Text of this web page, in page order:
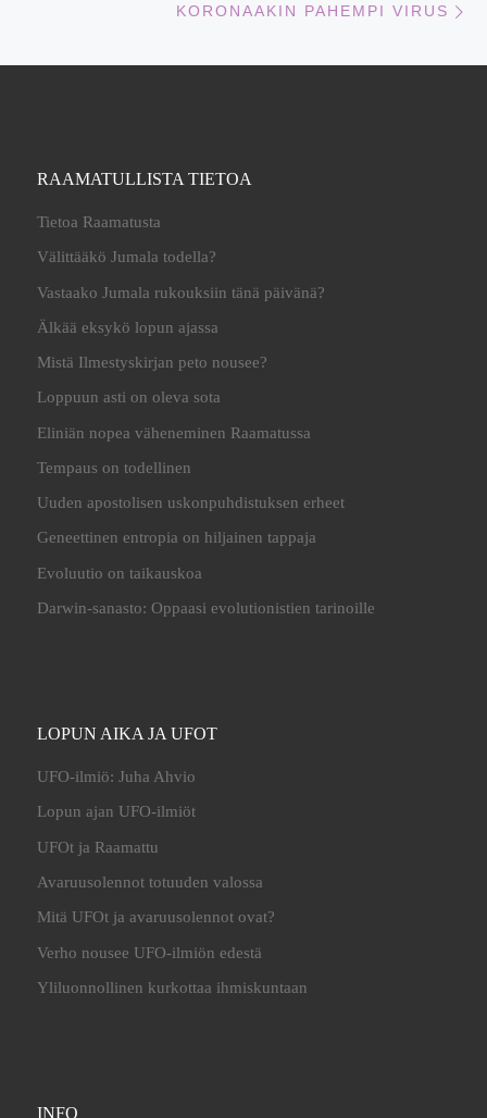
KORONAAKIN PAHEMPI VIRUS
RAAMATULLISTA TIETOA
Tietoa Raamatusta
Välittääkö Jumala todella?
Vastaako Jumala rukouksiin tänä päivänä?
Älkää eksykö lopun ajassa
Mistä Ilmestyskirjan peto nousee?
Loppuun asti on oleva sota
Eliniän nopea väheneminen Raamatussa
Tempaus on todellinen
Uuden apostolisen uskonpuhdistuksen erheet
Geneettinen entropia on hiljainen tappaja
Evoluutio on taikauskoa
Darwin-sanasto: Oppaasi evolutionistien tarinoille
LOPUN AIKA JA UFOT
UFO-ilmiö: Juha Ahvio
Lopun ajan UFO-ilmiöt
UFOt ja Raamattu
Avaruusolennot totuuden valossa
Mitä UFOt ja avaruusolennot ovat?
Verho nousee UFO-ilmiön edestä
Yliluonnollinen kurkottaa ihmiskuntaan
INFO